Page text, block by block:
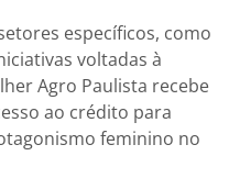
específicos, como
voltadas à
Agro Paulista recebe
ao crédito para
feminino no